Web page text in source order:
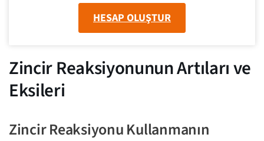
HESAP OLUŞTUR
Zincir Reaksiyonunun Artıları ve
Eksileri
Zincir Reaksiyonu Kullanmanın